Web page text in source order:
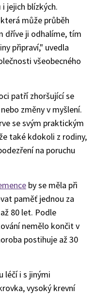
jejich blízkých.
může průběh
dříve ji odhalíme, tím
připraví," uvedla
všeobecného
patří zhoršující se
změny v myšlení.
se svým praktickým
také kdokoli z rodiny,
na poruchu
by se měla při
paměť jednou za
80 let. Podle
nemělo končit v
postihuje až 30
léčí i s jinými
vysoký krevní